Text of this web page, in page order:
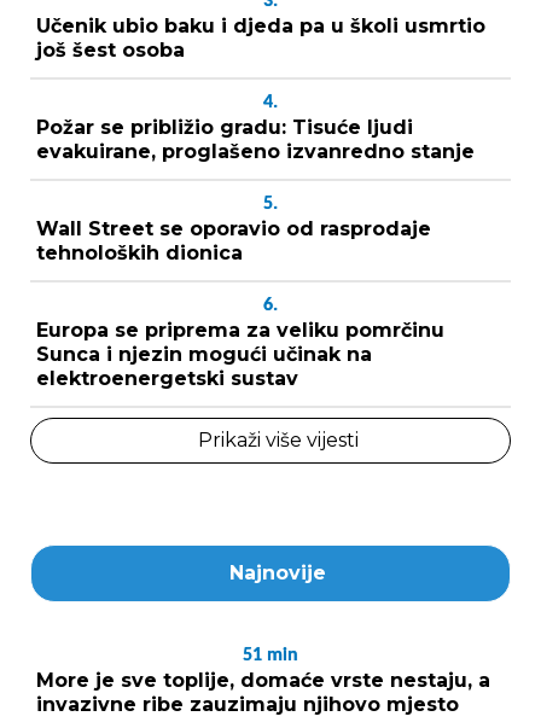
Učenik ubio baku i djeda pa u školi usmrtio
još šest osoba
4.
Požar se približio gradu: Tisuće ljudi
evakuirane, proglašeno izvanredno stanje
5.
Wall Street se oporavio od rasprodaje
tehnoloških dionica
6.
Europa se priprema za veliku pomrčinu
Sunca i njezin mogući učinak na
elektroenergetski sustav
Prikaži više vijesti
Najnovije
51 min
More je sve toplije, domaće vrste nestaju, a
invazivne ribe zauzimaju njihovo mjesto